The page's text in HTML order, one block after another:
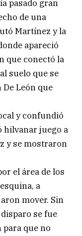
pasado gran
de una
Martínez y la
apareció
que conectó la
suelo que se
León que
y confundió
hilvanar juego a
y se mostraron
el área de los
a
mover. Sin
se fue
para que no